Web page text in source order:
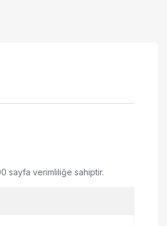
sayfa verimliliğe sahiptir.